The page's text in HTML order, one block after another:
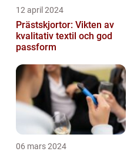
12 april 2024
Prästskjortor: Vikten av
kvalitativ textil och god
passform
06 mars 2024